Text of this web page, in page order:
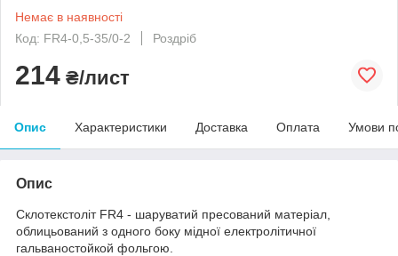
Немає в наявності
Код: FR4-0,5-35/0-2
Роздріб
214 ₴/лист
Опис Характеристики Доставка Оплата Умови
Опис
Склотекстоліт FR4 - шаруватий пресований матеріал,
облицьований з одного боку мідної електролітичної
гальваностойкой фольгою.